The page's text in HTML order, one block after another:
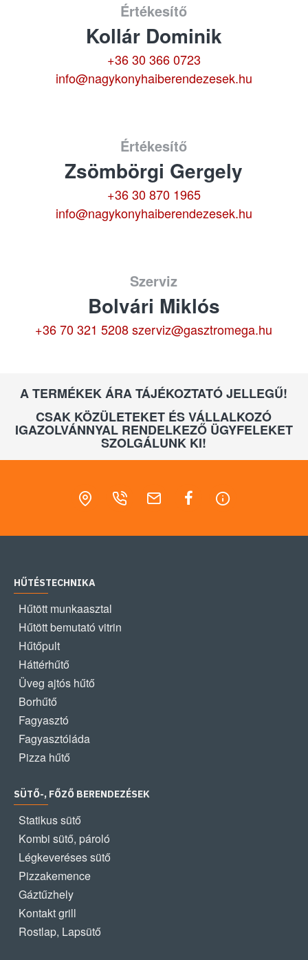
Értékesítő
Kollár Dominik
+36 30 366 0723
info@nagykonyhaiberendezesek.hu
Értékesítő
Zsömbörgi Gergely
+36 30 870 1965
info@nagykonyhaiberendezesek.hu
Szerviz
Bolvári Miklós
+36 70 321 5208 szerviz@gasztromega.hu
A TERMÉKEK ÁRA TÁJÉKOZTATÓ JELLEGŰ!
CSAK KÖZÜLETEKET ÉS VÁLLALKOZÓ
IGAZOLVÁNNYAL RENDELKEZŐ ÜGYFELEKET
SZOLGÁLUNK KI!
HŰTÉSTECHNIKA
Hűtött munkaasztal
Hűtött bemutató vitrin
Hűtőpult
Háttérhűtő
Üveg ajtós hűtő
Borhűtő
Fagyasztó
Fagyasztóláda
Pizza hűtő
SÜTŐ-, FŐZŐ BERENDEZÉSEK
Statikus sütő
Kombi sütő, pároló
Légkeveréses sütő
Pizzakemence
Gáztűzhely
Kontakt grill
Rostlap, Lapsütő